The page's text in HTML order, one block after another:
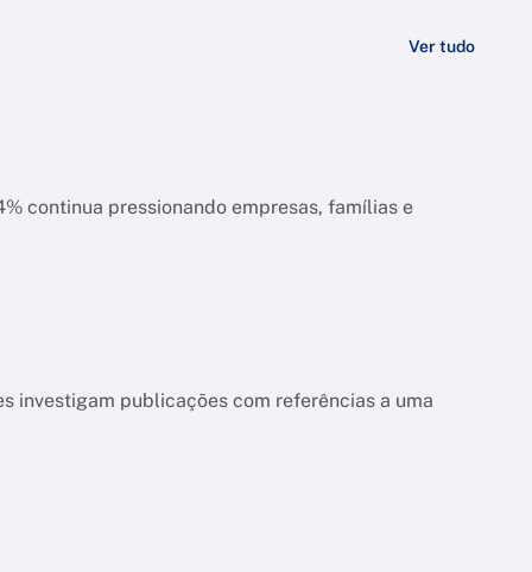
Ver tudo
e
investigam publicações com referências a uma